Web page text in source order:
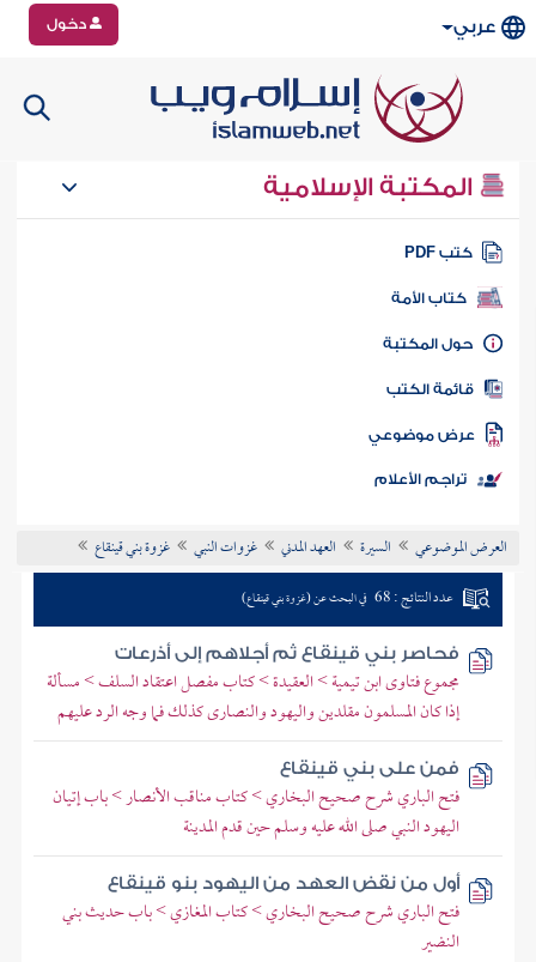
عربي دخول
المكتبة الإسلامية
كتب PDF
كتاب الأمة
المكتبة
الكتب
موضوعي
تراجم الأعلام
العرض الموضوعي السيرة العهد المدني غزوات النبي غزوة بني قينقاع
عدد النتائج : 68 في البحث عن (غزوة بني قينقاع)
فحاصر بني قينقاع ثم أجلاهم إلى أذرعات
مجموع فتاوى ابن تيمية > العقيدة > كتاب مفصل اعتقاد السلف > مسألة
إذا كان المسلمون مقلدين واليهود والنصارى كذلك فما وجه الرد عليهم
فمن على بني قينقاع
فتح الباري شرح صحيح البخاري > كتاب مناقب الأنصار > باب إتيان
اليهود النبي صلى الله عليه وسلم حين قدم المدينة
أول من نقض العهد من اليهود بنو قينقاع
فتح الباري شرح صحيح البخاري > كتاب المغازي > باب حديث بني
النضير